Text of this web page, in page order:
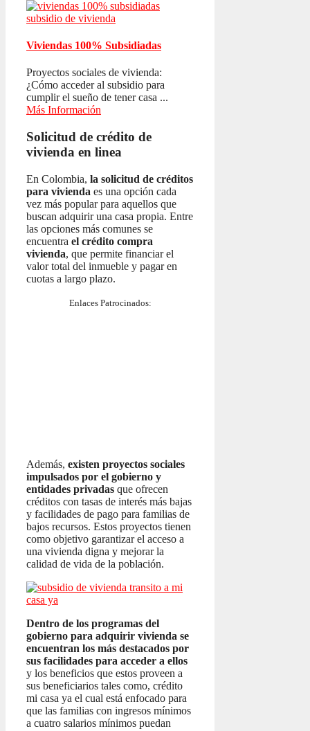
Viviendas 100% Subsidiadas
Proyectos sociales de vivienda:
¿Cómo acceder al subsidio para
cumplir el sueño de tener casa ...
Más Información
Solicitud de crédito de
vivienda en linea
En Colombia, la solicitud de créditos
para vivienda es una opción cada
vez más popular para aquellos que
buscan adquirir una casa propia. Entre
las opciones más comunes se
encuentra el crédito compra
vivienda, que permite financiar el
valor total del inmueble y pagar en
cuotas a largo plazo.
Enlaces Patrocinados:
Además, existen proyectos sociales
impulsados por el gobierno y
entidades privadas que ofrecen
créditos con tasas de interés más bajas
y facilidades de pago para familias de
bajos recursos. Estos proyectos tienen
como objetivo garantizar el acceso a
una vivienda digna y mejorar la
calidad de vida de la población.
Dentro de los programas del
gobierno para adquirir vivienda se
encuentran los más destacados por
sus facilidades para acceder a ellos
y los beneficios que estos proveen a
sus beneficiarios tales como, crédito
mi casa ya el cual está enfocado para
que las familias con ingresos mínimos
a cuatro salarios mínimos puedan